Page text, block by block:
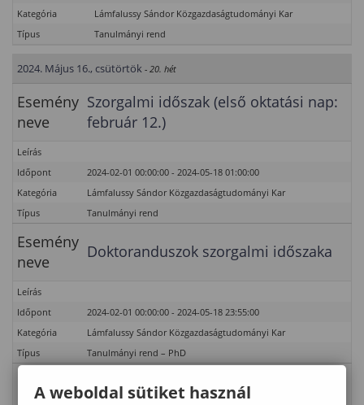
Kategória
Lámfalussy Sándor Közgazdaságtudományi Kar
Típus
Tanulmányi rend
2024. Május 16., csütörtök - 20. hét
Esemény
neve
Szorgalmi időszak (első oktatási nap:
február 12.)
Leírás
Időpont
2024-02-01 00:00:00 - 2024-05-18 01:00:00
Kategória
Lámfalussy Sándor Közgazdaságtudományi Kar
Típus
Tanulmányi rend
Esemény
neve
Doktoranduszok szorgalmi időszaka
Leírás
Időpont
2024-02-01 00:00:00 - 2024-05-18 23:55:00
Kategória
Lámfalussy Sándor Közgazdaságtudományi Kar
Típus
Tanulmányi rend – PhD
Esemény
Záróvizsgára (2024. június)
A weboldal sütiket használ